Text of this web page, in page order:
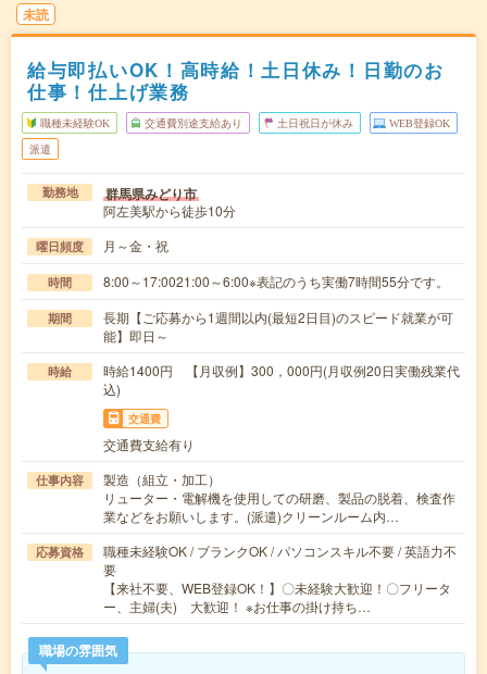
未読
給与即払いOK！高時給！土日休み！日勤のお
仕事！仕上げ業務
職種未経験OK 交通費別途支給あり 土日祝日が休み WEB登録OK
派遣
勤務地 群馬県みどり市
阿左美駅から徒歩10分
曜日頻度 月～金・祝
時間 8:00～17:0021:00～6:00※表記のうち実働7時間55分です。
期間
長期【ご応募から1週間以内(最短2日目)のスピード就業が可
能】即日～
時給
時給1400円 【月収例】300，000円(月収例20日実働残業代
込)
交通費
交通費支給有り
仕事内容
製造（組立・加工）
リューター・電解機を使用しての研磨、製品の脱着、検査作
業などをお願いします。(派遣)クリーンルーム内…
応募資格
職種未経験OK / ブランクOK / パソコンスキル不要 / 英語力不
要
【来社不要、WEB登録OK！】〇未経験大歓迎！〇フリータ
ー、主婦(夫) 大歓迎！ ※お仕事の掛け持ち…
職場の雰囲気